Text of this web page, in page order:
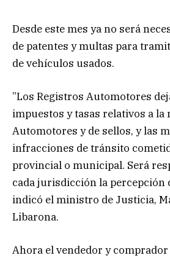
Desde este mes ya no será
de patentes y multas para
de vehículos usados.
”Los Registros Automotores
impuestos y tasas relativos a la
Automotores y de sellos, y las
infracciones de tránsito
provincial o municipal. Será
cada jurisdicción la percepción
indicó el ministro de Justicia,
Libarona.
Ahora el vendedor y